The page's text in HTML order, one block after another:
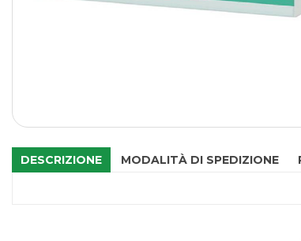
DESCRIZIONE MODALITÀ DI SPEDIZIONE